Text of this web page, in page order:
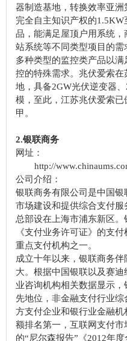
器制造基地，转换效率亚
完全自主知识产权的
品，能满足屋顶户用系统
站系统等不同类型项目的需
多种类型的监控类产品以
控的特殊需求。兆伏爱索
地，具备2GW光伏逆变器
模，至此，江苏兆伏爱索
甲。
2.银联商务
网址：
http://
公司介绍：
银联商务有限公司是中国
市场建设和提供综合支付服
总部设在上海市浦东新区
《支付业务许可证》的支
重点支付机构之一。
成立十年以来，银联商务
大。根据中国银联以及赛
业咨询机构相关数据显示
先地位，非金融支付行业
方支付企业和银行业金融
额排名第一，互联网支付
的“尼尔森报告”《2012年